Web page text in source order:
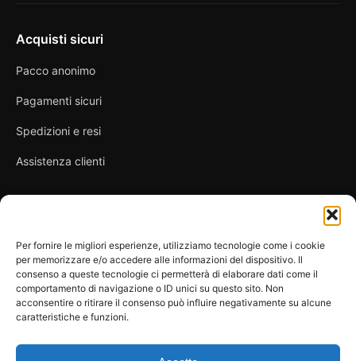
Per fornire le migliori esperienze, utilizziamo tecnologie come i cookie
per memorizzare e/o accedere alle informazioni del dispositivo. Il
consenso a queste tecnologie ci permetterà di elaborare dati come il
comportamento di navigazione o ID unici su questo sito. Non
acconsentire o ritirare il consenso può influire negativamente su alcune
caratteristiche e funzioni.
Acquisti sicuri
Pacco anonimo
Pagamenti sicuri
Spedizioni e resi
Assistenza clienti
Privacy Policy
Condizioni di vendita